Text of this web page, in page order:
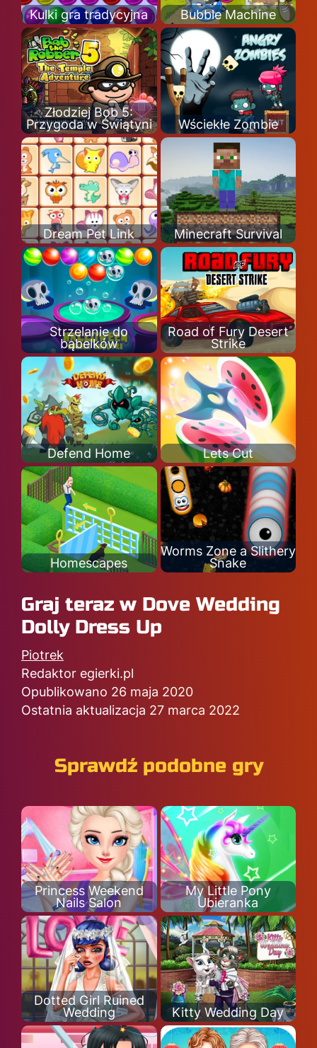
Kulki gra tradycyjna Bubble Machine
Złodziej Bob 5:
Przygoda w Świątyni
Wściekłe Zombie
Dream Pet Link Minecraft Survival
Strzelanie do
bąbelków
Road of Fury Desert
Strike
Defend Home Lets Cut
Homescapes
Worms Zone a Slithery
Snake
Graj teraz w Dove Wedding
Dolly Dress Up
Piotrek
Redaktor egierki.pl
Opublikowano 26 maja 2020
Ostatnia aktualizacja 27 marca 2022
Sprawdź podobne gry
Princess Weekend
Nails Salon
My Little Pony
Ubieranka
Dotted Girl Ruined
Wedding
Kitty Wedding Day